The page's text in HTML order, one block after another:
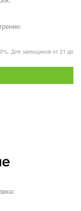
Для заемщиков от 21 до